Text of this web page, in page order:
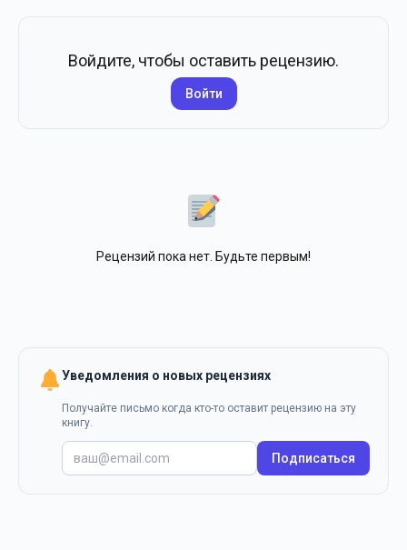
Войдите, чтобы оставить рецензию.
Войти
Рецензий пока нет. Будьте первым!
Уведомления о новых рецензиях
Получайте письмо когда кто-то оставит рецензию на эту
книгу.
Подписаться